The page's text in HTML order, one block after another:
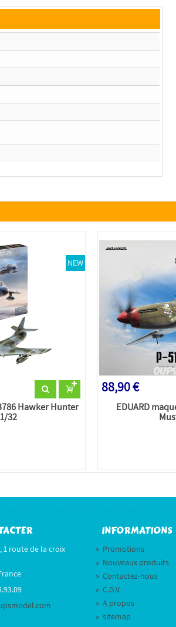
NEW
Hawker Hunter
32
88,90 €
EDUARD
1 route de la croix
INFORMATIONS
» Promotions
» Nouveaux produits
» Contactez-nous
» C.G.V.
» A propos
» sitemap